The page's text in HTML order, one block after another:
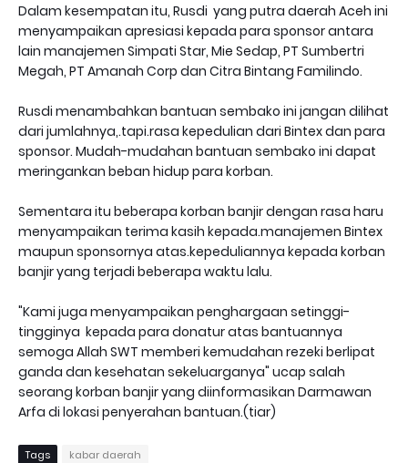
Dalam kesempatan itu, Rusdi yang putra daerah Aceh ini
menyampaikan apresiasi kepada para sponsor antara
lain manajemen Simpati Star, Mie Sedap, PT Sumbertri
Megah, PT Amanah Corp dan Citra Bintang Familindo.
Rusdi menambahkan bantuan sembako ini jangan dilihat
dari jumlahnya,.tapi.rasa kepedulian dari Bintex dan para
sponsor. Mudah-mudahan bantuan sembako ini dapat
meringankan beban hidup para korban.
Sementara itu beberapa korban banjir dengan rasa haru
menyampaikan terima kasih kepada.manajemen Bintex
maupun sponsornya atas.kepeduliannya kepada korban
banjir yang terjadi beberapa waktu lalu.
"Kami juga menyampaikan penghargaan setinggi-
tingginya kepada para donatur atas bantuannya
semoga Allah SWT memberi kemudahan rezeki berlipat
ganda dan kesehatan sekeluarganya" ucap salah
seorang korban banjir yang diinformasikan Darmawan
Arfa di lokasi penyerahan bantuan.(tiar)
Tags kabar daerah